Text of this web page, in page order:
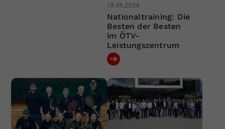
18.06.2024
Nationaltraining: Die
Besten der Besten
im ÖTV-
Leistungszentrum